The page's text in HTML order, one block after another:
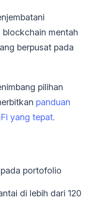
mentah
berpusat pada
pilihan
panduan
yang tepat.
portofolio
di lebih dari 120